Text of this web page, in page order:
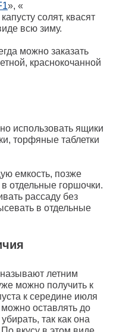
», «
солят, квасят
всю зиму.
можно заказать
краснокочанной
использовать ящики
торфяные таблетки
емкость, позже
отдельные горшочки.
рассаду без
в отдельные
летним
можно получить к
к середине июля
оставлять до
так как она